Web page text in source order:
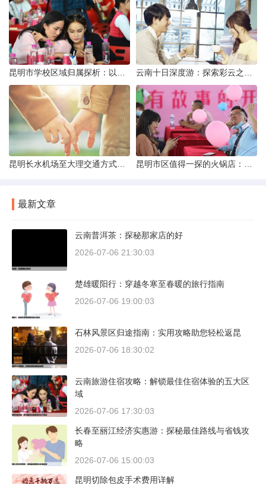
最新文章
云南普洱茶：探秘那家店的好
2026-07-06 21:30:03
楚雄暖阳行：穿越冬寒至春暖的旅行指南
2026-07-06 19:00:03
石林风景区归途指南：实用攻略助您轻松返昆
2026-07-06 18:30:02
云南旅游住宿攻略：解锁最佳住宿体验的五大区
域
2026-07-06 17:30:03
长春至丽江经济实惠游：探秘最佳路线与省钱攻
略
2026-07-06 15:00:03
昆明切除包皮手术费用详解